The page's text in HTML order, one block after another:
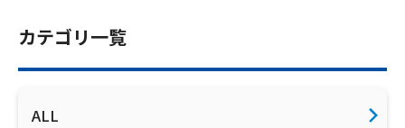
カテゴリ一覧
ALL